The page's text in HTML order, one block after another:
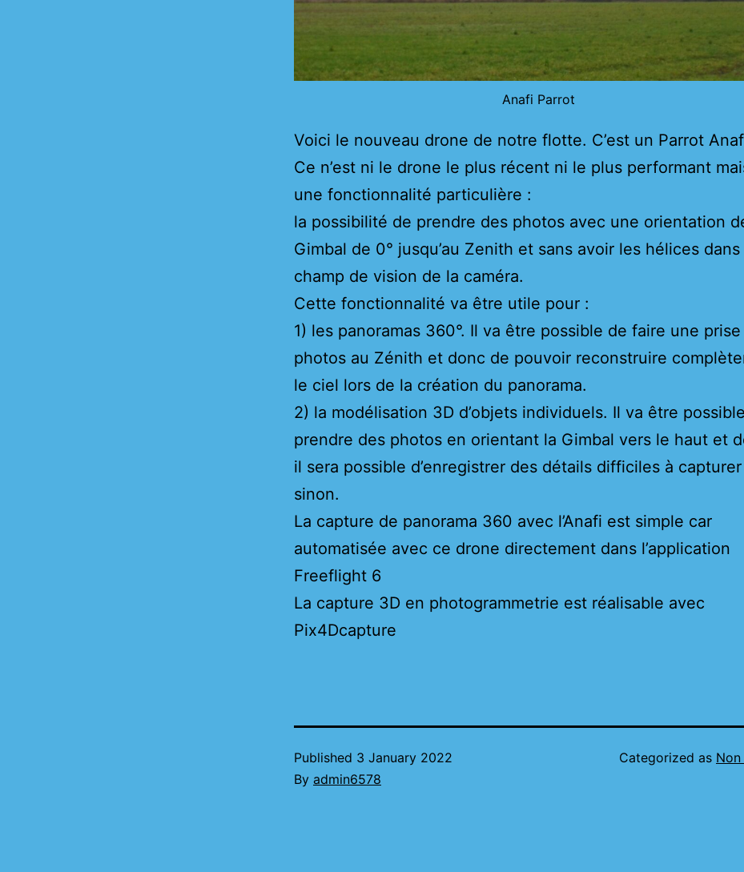
Anafi Parrot
Voici le nouveau drone de notre flotte. C’est un Parrot
Ce n’est ni le drone le plus récent ni le plus performant
une fonctionnalité particulière :
la possibilité de prendre des photos avec une orientation
Gimbal de 0° jusqu’au Zenith et sans avoir les hélices dans
champ de vision de la caméra.
Cette fonctionnalité va être utile pour :
1) les panoramas 360°. Il va être possible de faire une
photos au Zénith et donc de pouvoir reconstruire
le ciel lors de la création du panorama.
2) la modélisation 3D d’objets individuels. Il va être
prendre des photos en orientant la Gimbal vers le haut et
il sera possible d’enregistrer des détails difficiles à capturer
sinon.
La capture de panorama 360 avec l’Anafi est simple car
automatisée avec ce drone directement dans l’application
Freeflight 6
La capture 3D en photogrammetrie est réalisable avec
Pix4Dcapture
Published 3 January 2022
By admin6578
Categorized as